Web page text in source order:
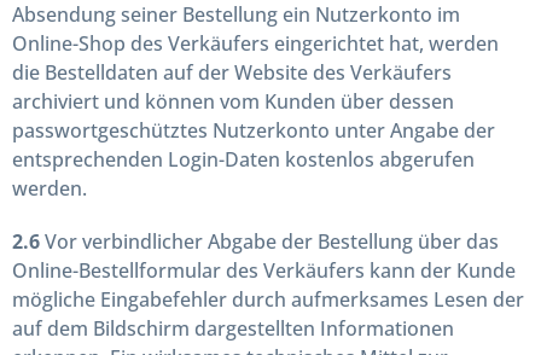
Absendung seiner Bestellung ein Nutzerkonto im
Online-Shop des Verkäufers eingerichtet hat, werden
die Bestelldaten auf der Website des Verkäufers
archiviert und können vom Kunden über dessen
passwortgeschütztes Nutzerkonto unter Angabe der
entsprechenden Login-Daten kostenlos abgerufen
werden.
2.6Vor verbindlicher Abgabe der Bestellung über das
Online-Bestellformular des Verkäufers kann der Kunde
mögliche Eingabefehler durch aufmerksames Lesen der
auf dem Bildschirm dargestellten Informationen